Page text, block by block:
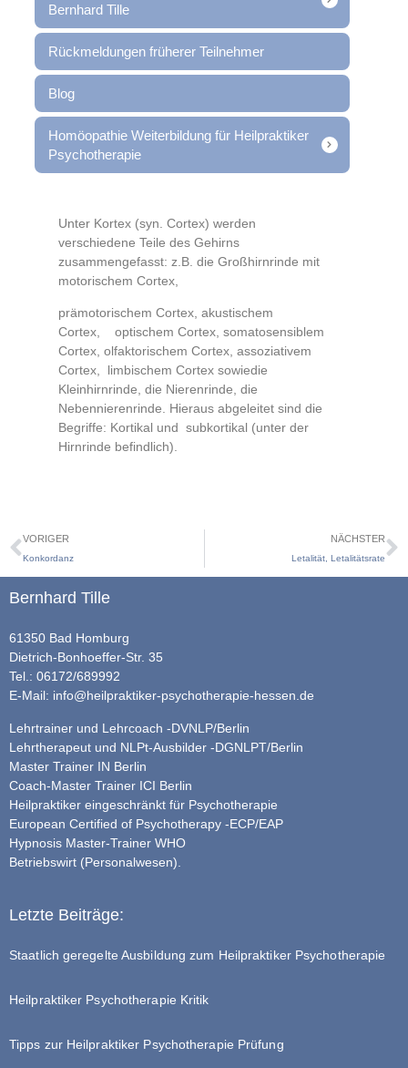
Bernhard Tille
Rückmeldungen früherer Teilnehmer
Blog
Homöopathie Weiterbildung für Heilpraktiker
Psychotherapie
Unter Kortex (syn. Cortex) werden
verschiedene Teile des Gehirns
zusammengefasst: z.B. die Großhirnrinde mit
motorischem Cortex,
prämotorischem Cortex, akustischem
Cortex, optischem Cortex, somatosensiblem
Cortex, olfaktorischem Cortex, assoziativem
Cortex, limbischem Cortex sowiedie
Kleinhirnrinde, die Nierenrinde, die
Nebennierenrinde. Hieraus abgeleitet sind die
Begriffe: Kortikal und subkortikal (unter der
Hirnrinde befindlich).
VORIGER
Konkordanz
NÄCHSTER
Letalität, Letalitätsrate
Bernhard Tille
61350 Bad Homburg
Dietrich-Bonhoeffer-Str. 35
Tel.: 06172/689992
E-Mail: info@heilpraktiker-psychotherapie-hessen.de
Lehrtrainer und Lehrcoach -DVNLP/Berlin
Lehrtherapeut und NLPt-Ausbilder -DGNLPT/Berlin
Master Trainer IN Berlin
Coach-Master Trainer ICI Berlin
Heilpraktiker eingeschränkt für Psychotherapie
European Certified of Psychotherapy -ECP/EAP
Hypnosis Master-Trainer WHO
Betriebswirt (Personalwesen).
Letzte Beiträge:
Staatlich geregelte Ausbildung zum Heilpraktiker Psychotherapie
Heilpraktiker Psychotherapie Kritik
Tipps zur Heilpraktiker Psychotherapie Prüfung